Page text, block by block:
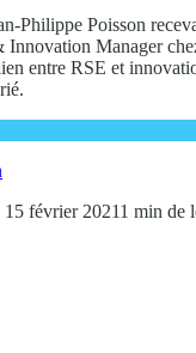
Philippe Poisson
Innovation Manager
entre RSE et
février 20211 min de